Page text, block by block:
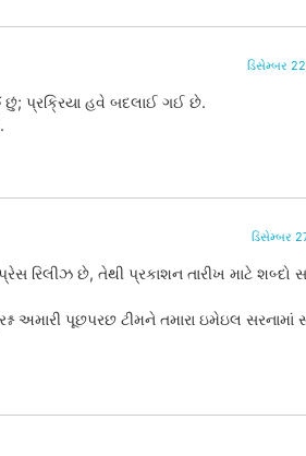
ડિસેમ્બર
છું; પ્રક્રિયા હવે બદલાઈ ગઈ છે.
ડિસેમ્બર
રિલીઝ છે, તેથી પ્રકાશન તારીખ માટે શબ્દો
અમારી પૂછપરછ ટીમને તમારા ઇમેઇલ સરનામાં